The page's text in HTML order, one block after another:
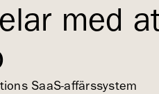
med
SaaS-affärssystem